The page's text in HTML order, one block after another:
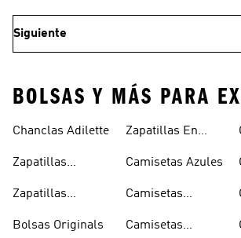
Siguiente
BOLSAS Y MÁS PARA
Chanclas Adilette
Zapatillas
Zapatillas
Blancas
Bolsas Originals
Zapatillas En
Camisetas Azules
Camisetas
Camisetas